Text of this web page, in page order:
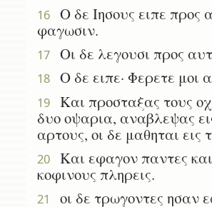
16
Ο δε Ιησους ειπε προς
φαγωσιν.
17 Οι δε λεγουσι προς
18 Ο δε ειπε· Φερετε μοι
19
Και προσταξας τους
δυο οψαρια, αναβλεψας
αρτους, οι δε μαθηται εις
20
Και εφαγον παντες
κοφινους πληρεις.
21 οι δε τρωγοντες ησαν